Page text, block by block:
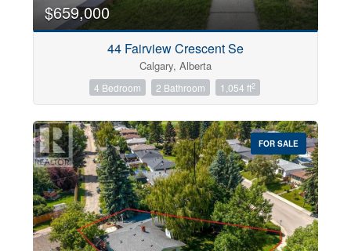
$659,000
44 Fairview Crescent Se
Calgary, Alberta
4 Bedroom 2 Bathroom 1,054 ft2
FOR SALE